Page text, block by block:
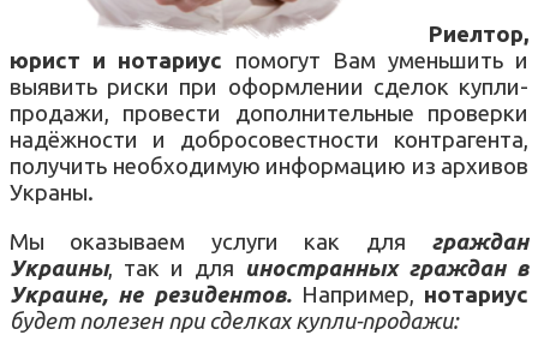
Риелтор,
юрист и нотариус помогут Вам уменьшить и
выявить риски при оформлении сделок купли-
продажи, провести дополнительные проверки
надёжности и добросовестности контрагента,
получить необходимую информацию из архивов
Украны.
Мы оказываем услуги как для граждан
Украины, так и для иностранных граждан в
Украине, не резидентов. Например, нотариус
будет полезен при сделках купли-продажи: